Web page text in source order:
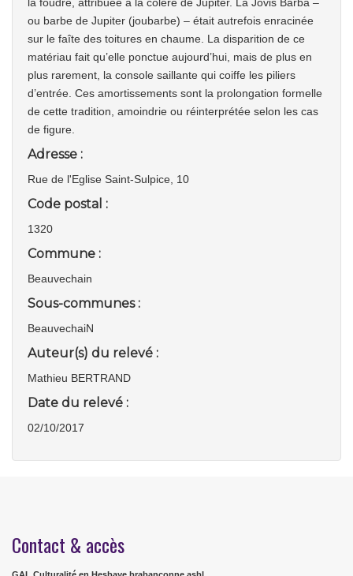
ou barbe de Jupiter (joubarbe) – était autrefois enracinée
sur le faîte des toitures en chaume. La disparition de ce
matériau fait qu’elle ponctue aujourd’hui, mais de plus en
plus rarement, la console saillante qui coiffe les piliers
d’entrée. Ces amortissements sont la prolongation formelle
de cette tradition, amoindrie ou réinterprétée selon les cas
de figure.
Adresse :
Rue de l'Eglise Saint-Sulpice, 10
Code postal :
1320
Commune :
Beauvechain
Sous-communes :
BeauvechaiN
Auteur(s) du relevé :
Mathieu BERTRAND
Date du relevé :
02/10/2017
Contact & accès